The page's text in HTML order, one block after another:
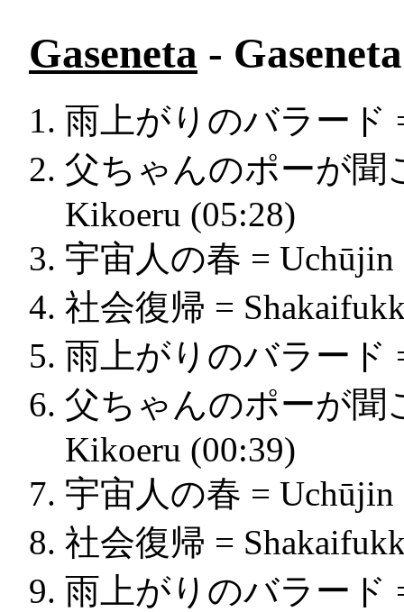
Gaseneta -
雨上がりのバラード
父ちゃんのポーが聞
Kikoeru (05:28)
宇宙人の春 = Uchūjin
社会復帰 =
雨上がりのバラード
父ちゃんのポーが聞
Kikoeru (00:39)
宇宙人の春 = Uchūjin
社会復帰 =
雨上がりのバラード